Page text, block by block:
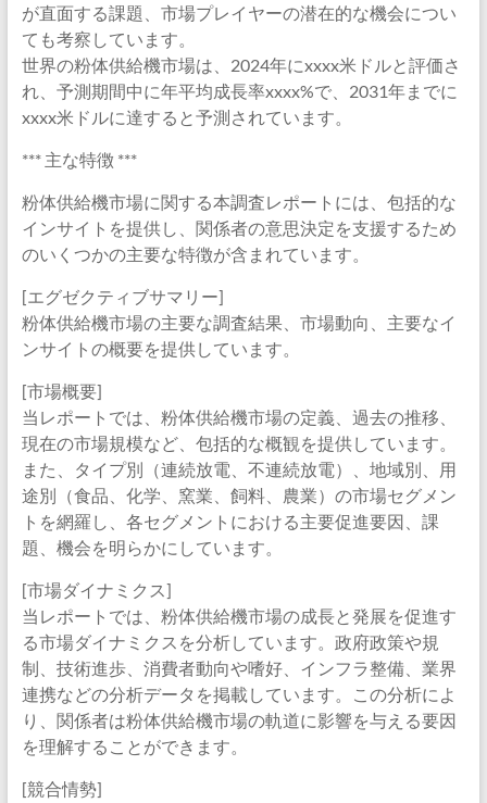
が直面する課題、市場プレイヤーの潜在的な機会につい
ても考察しています。
世界の粉体供給機市場は、2024年にxxxx米ドルと評価さ
れ、予測期間中に年平均成長率xxxx%で、2031年までに
xxxx米ドルに達すると予測されています。
*** 主な特徴 ***
粉体供給機市場に関する本調査レポートには、包括的な
インサイトを提供し、関係者の意思決定を支援するため
のいくつかの主要な特徴が含まれています。
[エグゼクティブサマリー]
粉体供給機市場の主要な調査結果、市場動向、主要なイ
ンサイトの概要を提供しています。
[市場概要]
当レポートでは、粉体供給機市場の定義、過去の推移、
現在の市場規模など、包括的な概観を提供しています。
また、タイプ別（連続放電、不連続放電）、地域別、用
途別（食品、化学、窯業、飼料、農業）の市場セグメン
トを網羅し、各セグメントにおける主要促進要因、課
題、機会を明らかにしています。
[市場ダイナミクス]
当レポートでは、粉体供給機市場の成長と発展を促進す
る市場ダイナミクスを分析しています。政府政策や規
制、技術進歩、消費者動向や嗜好、インフラ整備、業界
連携などの分析データを掲載しています。この分析によ
り、関係者は粉体供給機市場の軌道に影響を与える要因
を理解することができます。
[競合情勢]